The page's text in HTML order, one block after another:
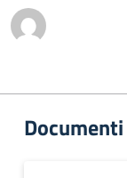
Documenti